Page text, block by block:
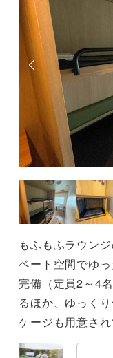
もふもふラウン
ベート空間でゆ
完備（定員2～4
るほか、ゆっく
ケージも用意され